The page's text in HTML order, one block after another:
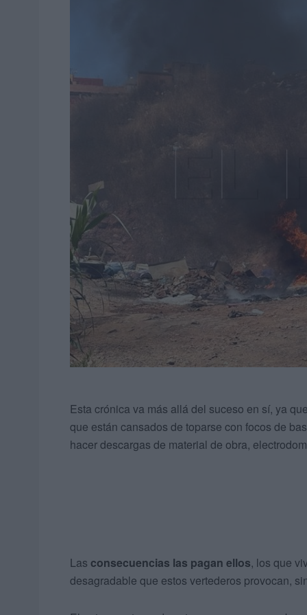
Esta crónica va más allá del suceso en sí, ya
que están cansados de toparse con focos de
hacer descargas de material de obra,
Las consecuencias las pagan ellos, los que
desagradable que estos vertederos provocan,